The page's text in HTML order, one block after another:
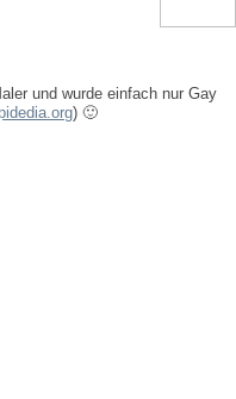
und wurde einfach nur Gay
) 🙂